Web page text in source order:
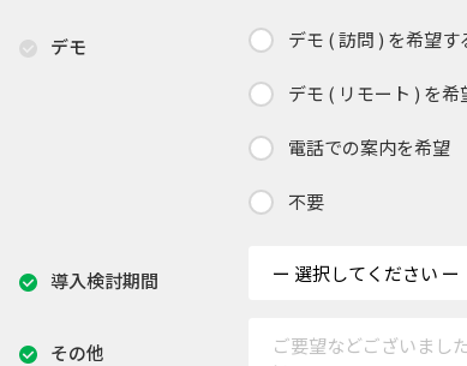
デモ デモ ( 訪問 ) を希望す
デモ ( リモート ) を希
電話での案内を希望
不要
導入検討期間
その他